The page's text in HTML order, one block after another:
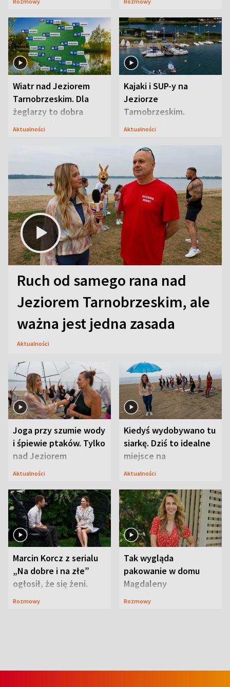
Wiatr nad Jeziorem
Tarnobrzeskim. Dla
żeglarzy to dobra
wiadomość
Aktualności
Kajaki i SUP-y na
Jeziorze
Tarnobrzeskim.
Przyrodnicy zwracają
Aktualności
Ruch od samego rana nad
Jeziorem Tarnobrzeskim, ale
ważna jest jedna zasada
Aktualności
Joga przy szumie wody
i śpiewie ptaków. Tylko
nad Jeziorem
Tarnobrzeskim
Aktualności
Kiedyś wydobywano tu
siarkę. Dziś to idealne
miejsce na
wypoczynek
Aktualności
Marcin Korcz z serialu
„Na dobre i na złe”
ogłosił, że się żeni.
Zdradził, co zmienił
Rozmowy
Tak wygląda
pakowanie w domu
Magdaleny
Waligórskiej-Lisieckiej.
Rozmowy